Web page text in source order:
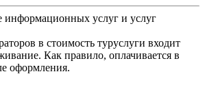
информационных услуг и услуг
в стоимость туруслуги входит
Как правило, оплачивается в
оформления.